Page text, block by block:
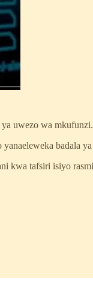
uwezo wa mkufunzi.
badala
kwa tafsiri isiyo